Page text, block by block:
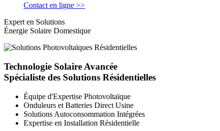
Contact en ligne >>
Expert en Solutions
Énergie Solaire Domestique
Technologie Solaire Avancée
Spécialiste des Solutions Résidentielles
Équipe d'Expertise Photovoltaïque
Onduleurs et Batteries Direct Usine
Solutions Autoconsommation Intégrées
Expertise en Installation Résidentielle